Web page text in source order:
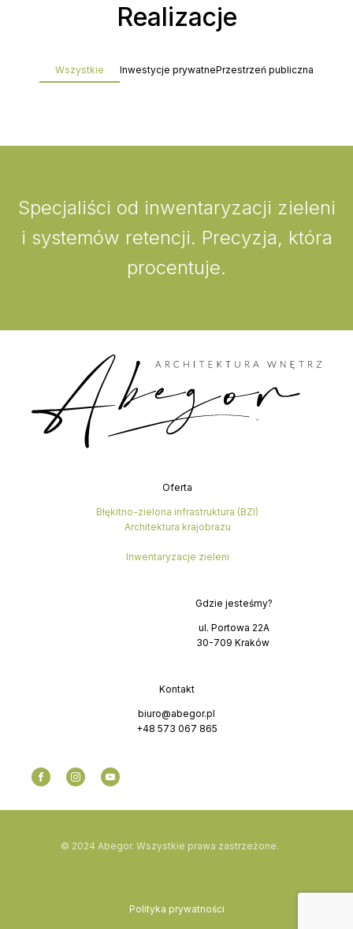
Realizacje
Wszystkie Inwestycje prywatnePrzestrzeń publiczna
Specjaliści od inwentaryzacji zieleni
i systemów retencji. Precyzja, która
procentuje.
Oferta
Błękitno-zielona infrastruktura (BZI)
Architektura krajobrazu
Inwentaryzacje zieleni
Gdzie jesteśmy?
ul. Portowa 22A
30-709 Kraków
Kontakt
biuro@abegor.pl
+48 573 067 865
© 2024 Abegor. Wszystkie prawa zastrzeżone.
Polityka prywatności